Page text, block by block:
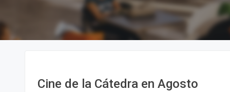
Cine de la Cátedra en Agosto